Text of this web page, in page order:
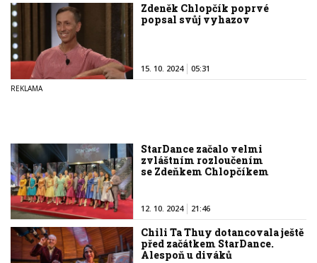
Zdeněk Chlopčík poprvé
popsal svůj vyhazov
15. 10. 2024 05:31
StarDance začalo velmi
zvláštním rozloučením
se Zdeňkem Chlopčíkem
12. 10. 2024 21:46
Chili Ta Thuy dotancovala ještě
před začátkem StarDance.
Alespoň u diváků